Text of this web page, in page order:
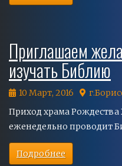
Приглашаем
изучать Библию
10 Март, 2016
Приход храма Рождества
еженедельно проводит
Подробнее